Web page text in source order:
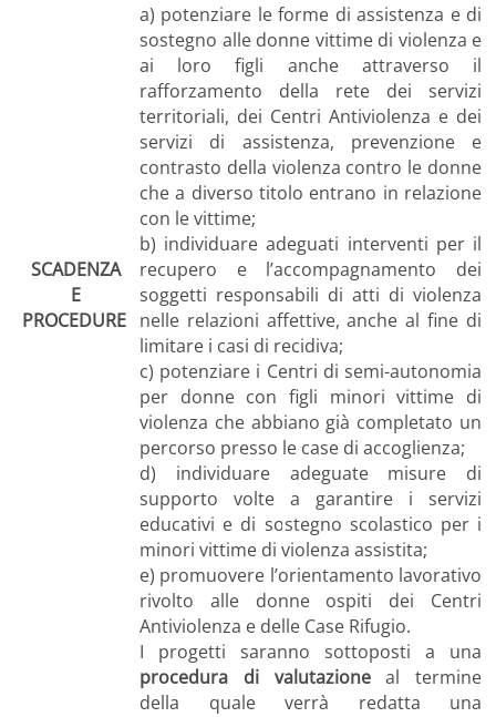
SCADENZA
E
PROCEDURE
a) potenziare le forme di assistenza e di
sostegno alle donne vittime di violenza e
ai loro figli anche attraverso il
rafforzamento della rete dei servizi
territoriali, dei Centri Antiviolenza e dei
servizi di assistenza, prevenzione e
contrasto della violenza contro le donne
che a diverso titolo entrano in relazione
con le vittime;
b) individuare adeguati interventi per il
recupero e l’accompagnamento dei
soggetti responsabili di atti di violenza
nelle relazioni affettive, anche al fine di
limitare i casi di recidiva;
c) potenziare i Centri di semi-autonomia
per donne con figli minori vittime di
violenza che abbiano già completato un
percorso presso le case di accoglienza;
d) individuare adeguate misure di
supporto volte a garantire i servizi
educativi e di sostegno scolastico per i
minori vittime di violenza assistita;
e) promuovere l’orientamento lavorativo
rivolto alle donne ospiti dei Centri
Antiviolenza e delle Case Rifugio.
I progetti saranno sottoposti a una
procedura di valutazioneal termine
della quale verrà redatta una